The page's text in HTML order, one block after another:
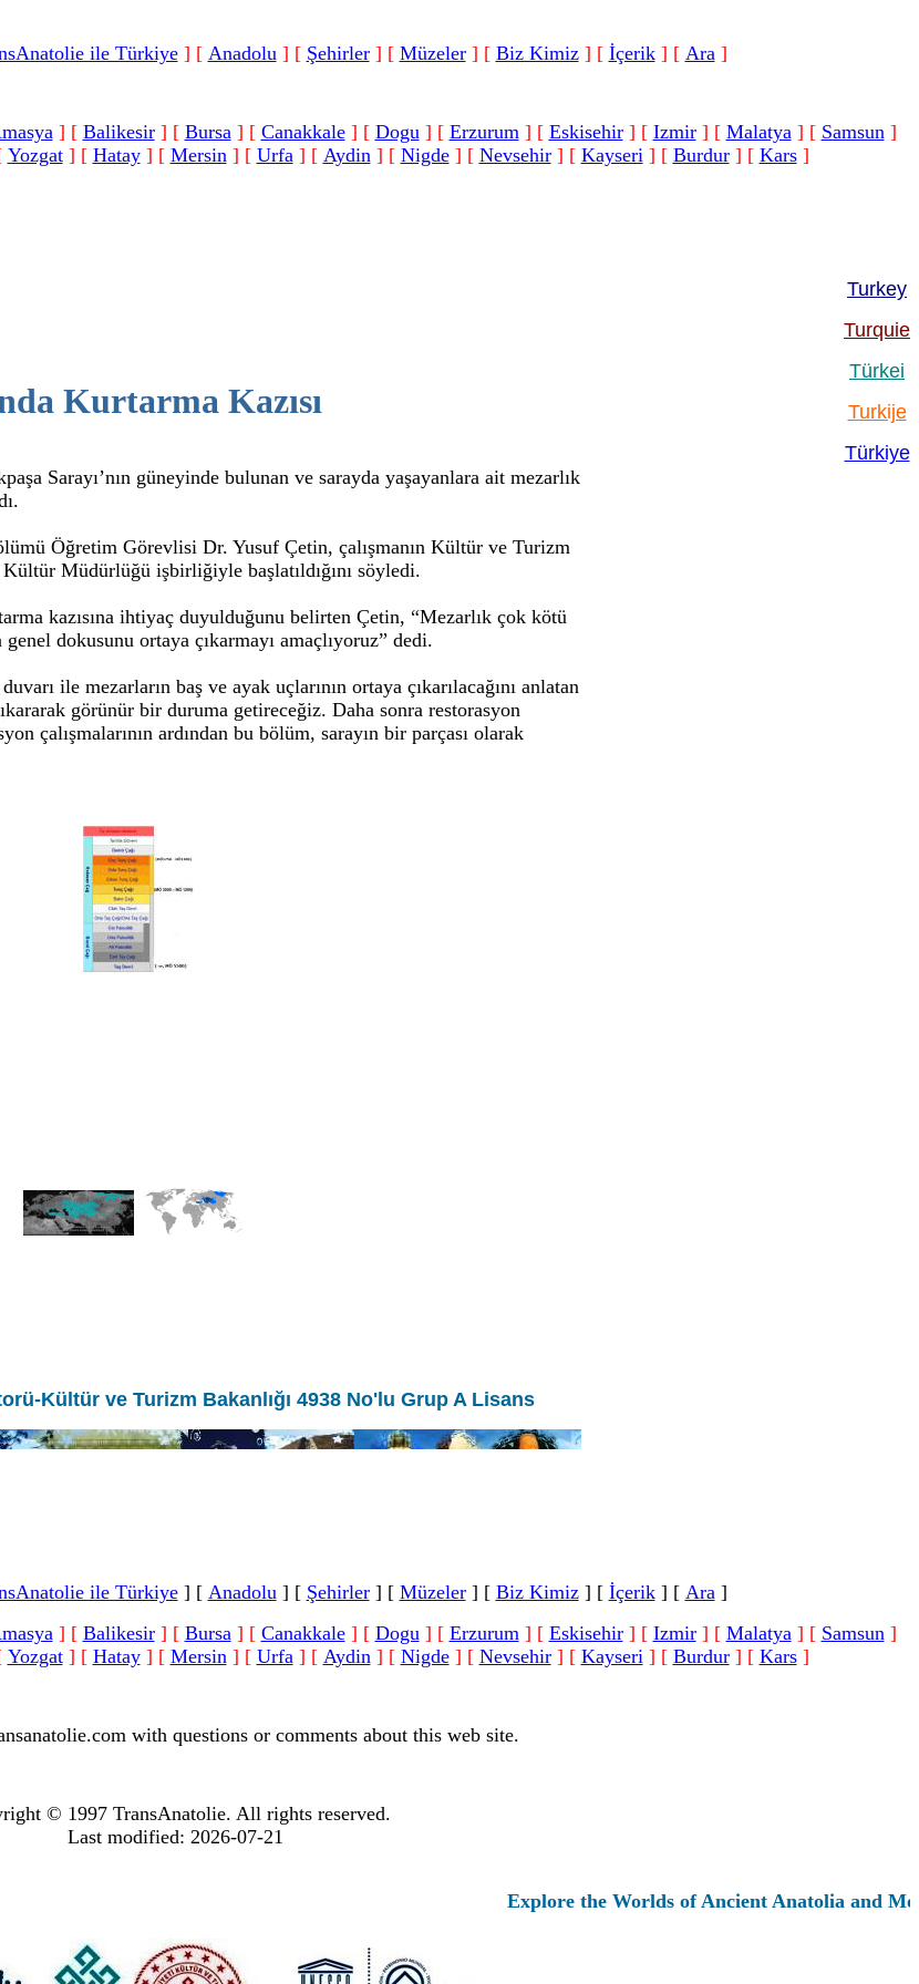
ile Türkiye] [ Anadolu] [ Şehirler] [ Müzeler] [ Biz Kimiz] [ İçerik] [ Ara]
] [ Balikesir] [ Bursa] [ Canakkale] [ Dogu] [ Erzurum] [ Eskisehir] [ Izmir] [ Malatya] [ Samsun]
Yozgat] [ Hatay] [ Mersin] [ Urfa] [ Aydin] [ Nigde] [ Nevsehir] [ Kayseri] [ Burdur] [ Kars]
Kurtarma Kazısı
Sarayı’nın güneyinde bulunan ve sarayda yaşayanlara ait mezarlık
Öğretim Görevlisi Dr. Yusuf Çetin, çalışmanın Kültür ve Turizm
Müdürlüğü işbirliğiyle başlatıldığını söyledi.
kazısına ihtiyaç duyulduğunu belirten Çetin, “Mezarlık çok kötü
dokusunu ortaya çıkarmayı amaçlıyoruz” dedi.
ile mezarların baş ve ayak uçlarının ortaya çıkarılacağını anlatan
görünür bir duruma getireceğiz. Daha sonra restorasyon
çalışmalarının ardından bu bölüm, sarayın bir parçası olarak
Kültür ve Turizm Bakanlığı 4938 No'lu Grup A Lisans
Turkey
Turquie
Türkei
Turkije
Türkiye
ile Türkiye] [ Anadolu] [ Şehirler] [ Müzeler] [ Biz Kimiz] [ İçerik] [ Ara]
] [ Balikesir] [ Bursa] [ Canakkale] [ Dogu] [ Erzurum] [ Eskisehir] [ Izmir] [ Malatya] [ Samsun]
Yozgat] [ Hatay] [ Mersin] [ Urfa] [ Aydin] [ Nigde] [ Nevsehir] [ Kayseri] [ Burdur] [ Kars]
with questions or comments about this web site.
© 1997 TransAnatolie. All rights reserved.
Last modified: 2026-07-21
Explore the Worlds of Ancient Anatolia and